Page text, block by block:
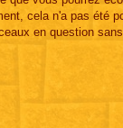
cela n'a pas été
en question